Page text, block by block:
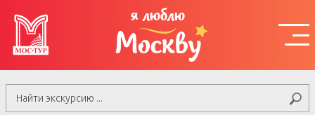
я люблю
Москву